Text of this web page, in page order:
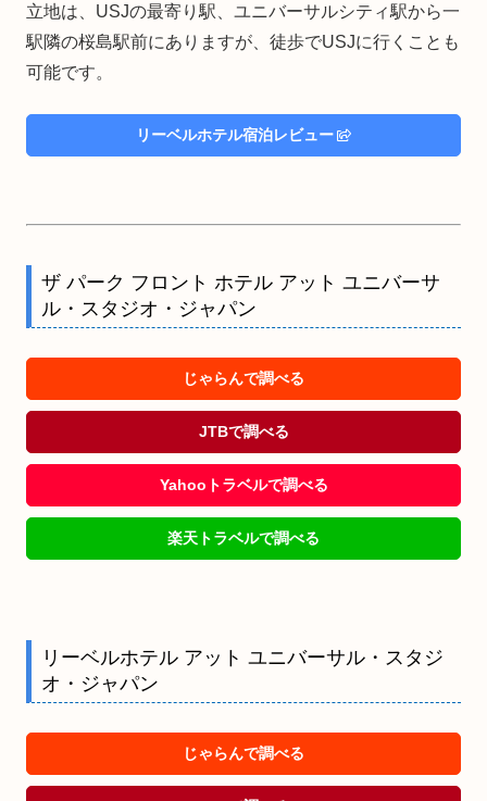
立地は、USJの最寄り駅、ユニバーサルシティ駅から一
駅隣の桜島駅前にありますが、徒歩でUSJに行くことも
可能です。
リーベルホテル宿泊レビュー
ザ パーク フロント ホテル アット ユニバーサ
ル・スタジオ・ジャパン
じゃらんで調べる
JTBで調べる
Yahooトラベルで調べる
楽天トラベルで調べる
リーベルホテル アット ユニバーサル・スタジ
オ・ジャパン
じゃらんで調べる